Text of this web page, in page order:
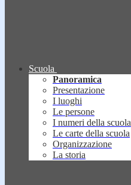
Scuola
Panoramica
Presentazione
I luoghi
Le persone
I numeri della scuola
Le carte della scuola
Organizzazione
La storia